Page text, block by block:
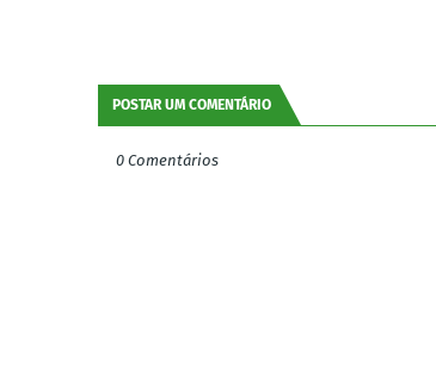
POSTAR UM COMENTÁRIO
0 Comentários